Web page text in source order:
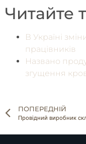
Читайте
В Україні
працівників
Названо
згущення
ПОПЕРЕДНІЙ